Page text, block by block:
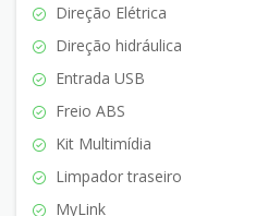
Direção Elétrica
Direção hidráulica
Entrada USB
Freio ABS
Kit Multimídia
Limpador traseiro
MyLink